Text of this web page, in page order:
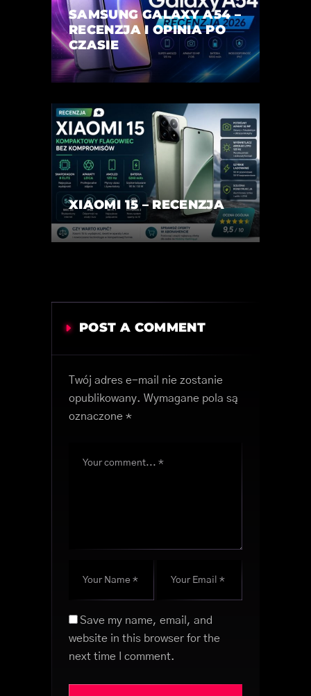
SAMSUNG GALAXY A54 –
RECENZJA I OPINIA PO
CZASIE
XIAOMI 15 – RECENZJA
POST A COMMENT
Twój adres e-mail nie zostanie
opublikowany. Wymagane pola są
oznaczone *
Save my name, email, and
website in this browser for the
next time I comment.